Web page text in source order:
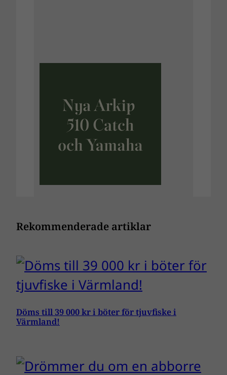
Rekommenderade artiklar
Döms till 39 000 kr i böter för tjuvfiske i
Värmland!